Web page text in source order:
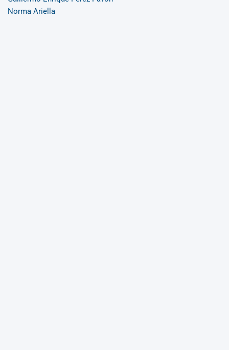
Norma Ariella